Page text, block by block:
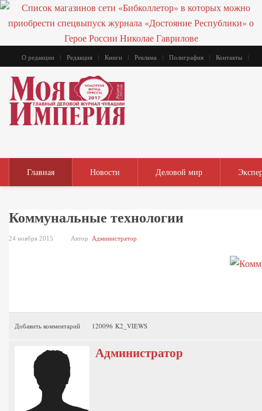
О редакции Редакция Книги Реклама Полиграфия Контакты
Главная Новости Деловой мир
Коммунальные технологии
24 ноября 2015 Автор Администратор
Добавить комментарий 120096 K2_VIEWS
Администратор